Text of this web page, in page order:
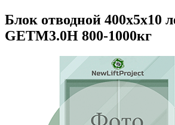
Блок отводной 400х5х10
GETM3.0H 800-1000кг